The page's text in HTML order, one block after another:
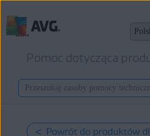
Pomoc dotycząca
< Powrót do produktów